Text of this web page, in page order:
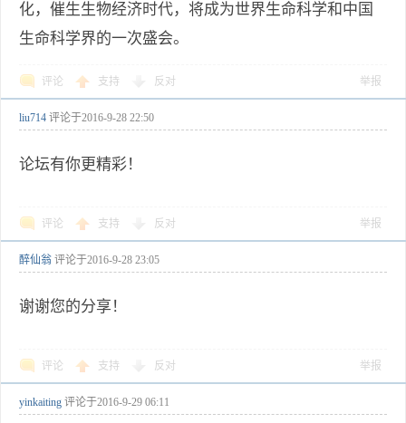
化，催生生物经济时代，将成为世界生命科学和中国
生命科学界的一次盛会。
评论 支持 反对 举报
liu714 评论于2016-9-28 22:50
论坛有你更精彩！
评论 支持 反对 举报
醉仙翁 评论于2016-9-28 23:05
谢谢您的分享！
评论 支持 反对 举报
yinkaiting 评论于2016-9-29 06:11